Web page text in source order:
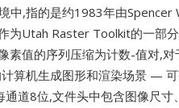
中,指的是约1983年由Spencer
为Utah Raster Toolkit的一部
素值的序列压缩为计数-值对,
算机生成图形和渲染场景 —
道8位,文件头中包含图像尺寸